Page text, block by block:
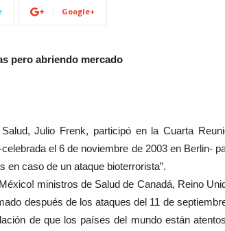
Google+
pero abriendo mercado
Julio Frenk, participó en la Cuarta
el 6 de noviembre de 2003 en Berlin-
en caso de un ataque bioterrorista”.
ministros de Salud de Canadá, Reino
después de los ataques del 11 de
de que los países del mundo están